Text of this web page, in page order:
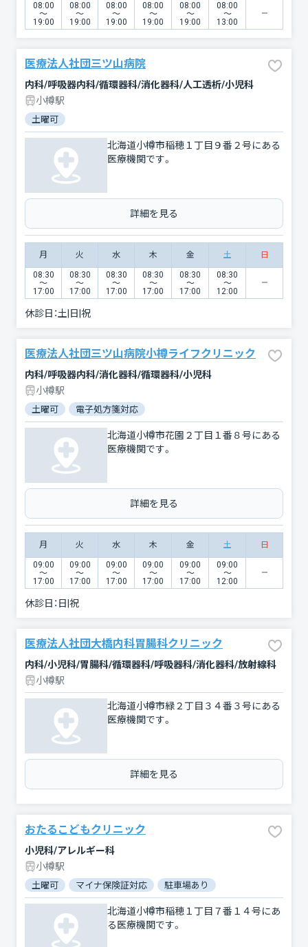
08:00
〜
19:00
08:00
〜
19:00
08:00
〜
19:00
08:00
〜
19:00
08:00
〜
19:00
08:00
〜
13:00
医療法人社団三ツ山病院
内科/呼吸器内科/循環器科/消化器科/人工透析/小児科
小樽駅
土曜可
北海道小樽市稲穂１丁目９番２号にある
医療機関です。
詳細を見る
月 火 水 木 金 土 日
08:30
〜
17:00
08:30
〜
17:00
08:30
〜
17:00
08:30
〜
17:00
08:30
〜
17:00
08:30
〜
12:00
休診日：土|日|祝
医療法人社団三ツ山病院小樽ライフクリニック
内科/呼吸器内科/消化器科/循環器科/小児科
小樽駅
土曜可 電子処方箋対応
北海道小樽市花園２丁目１番８号にある
医療機関です。
詳細を見る
月 火 水 木 金 土 日
09:00
〜
17:00
09:00
〜
17:00
09:00
〜
17:00
09:00
〜
17:00
09:00
〜
17:00
09:00
〜
12:00
休診日： 日|祝
医療法人社団大橋内科胃腸科クリニック
内科/小児科/胃腸科/循環器科/呼吸器科/消化器科/放射線科
小樽駅
北海道小樽市緑２丁目３４番３号にある
医療機関です。
詳細を見る
おたるこどもクリニック
小児科/アレルギー科
小樽駅
土曜可 マイナ保険証対応 駐車場あり
北海道小樽市稲穂１丁目７番１４号にあ
る医療機関です。